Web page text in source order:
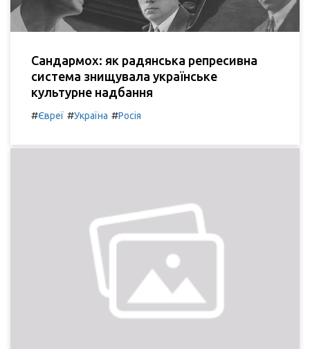
Сандармох: як радянська репресивна
система знищувала українське
культурне надбання
#Євреї #Україна #Росія